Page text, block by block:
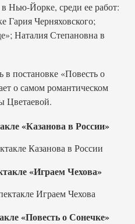
Нью-Йорке, среди ее работ:
Гария Черняховского;
Наталия Степановна в
постановке «Повесть о
о самом романтическом
Цветаевой.
«Казанова в России»
«Играем Чехова»
«Повесть о Сонечке»